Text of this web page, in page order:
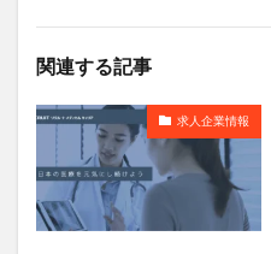
関連する記事
求人企業情報